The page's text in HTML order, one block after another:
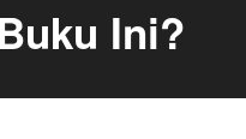
Ini?